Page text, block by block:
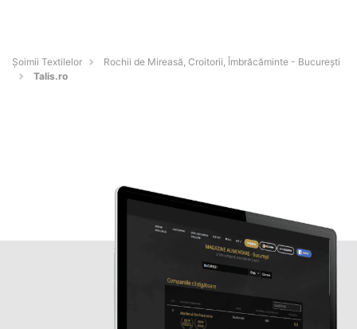
Șoimii Textilelor
Rochii de Mireasă, Croitorii, Îmbrăcăminte - Bucureşti
Talis.ro